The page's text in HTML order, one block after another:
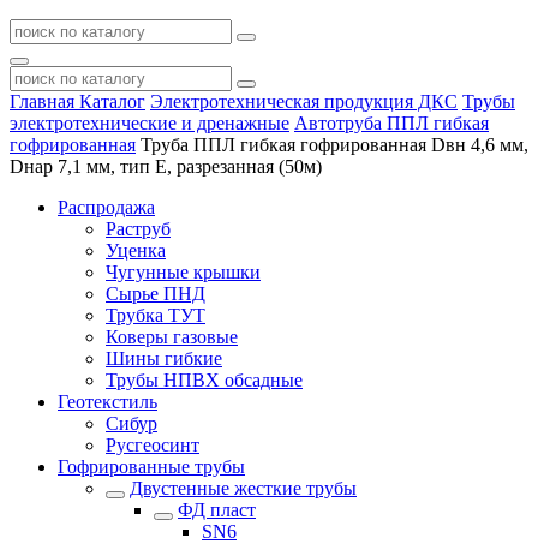
Главная Каталог Электротехническая продукция ДКС Трубы
электротехнические и дренажные Автотруба ППЛ гибкая
гофрированная Труба ППЛ гибкая гофрированная Dвн 4,6 мм,
Dнар 7,1 мм, тип Е, разрезанная (50м)
Распродажа
Раструб
Уценка
Чугунные крышки
Сырье ПНД
Трубка ТУТ
Коверы газовые
Шины гибкие
Трубы НПВХ обсадные
Геотекстиль
Сибур
Русгеосинт
Гофрированные трубы
Двустенные жесткие трубы
ФД пласт
SN6